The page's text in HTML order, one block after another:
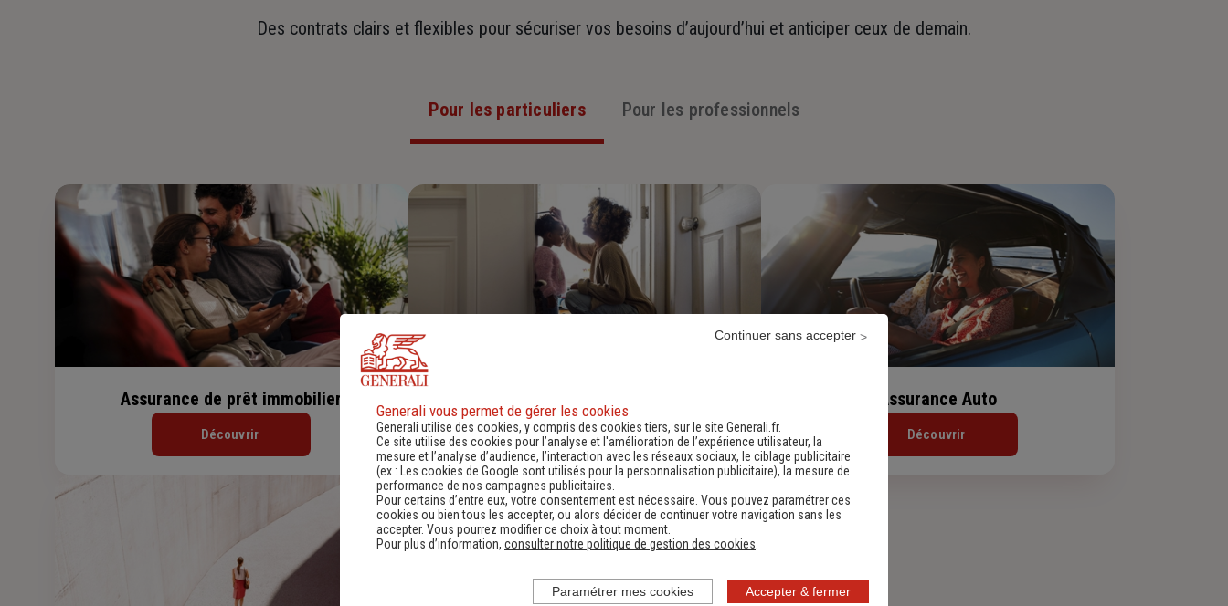
Des contrats clairs et flexibles pour sécuriser vos besoins d’aujourd’hui et anticiper ceux de demain.
Pour les particuliers Pour les professionnels
Assurance de prêt immobilier
Découvrir Découvrir
Assurance Auto
Découvrir
Generali vous permet de gérer les cookies
Generali utilise des cookies, y compris des cookies tiers, sur le site Generali.fr.
Ce site utilise des cookies pour l’analyse et l'amélioration de l’expérience utilisateur, la
mesure et l’analyse d’audience, l’interaction avec les réseaux sociaux, le ciblage publicitaire
(ex :
Les cookies de Google sont utilisés pour la personnalisation publicitaire), la mesure de
performance de nos campagnes publicitaires.
Pour certains d’entre eux, votre consentement est nécessaire. Vous pouvez paramétrer ces
cookies ou bien tous les accepter, ou alors décider de continuer votre navigation sans les
accepter. Vous pourrez modifier ce choix à tout moment.
Pour plus d’information, consulter notre politique de gestion des cookies
Accepter & fermer
Continuer sans accepter
Paramétrer mes cookies